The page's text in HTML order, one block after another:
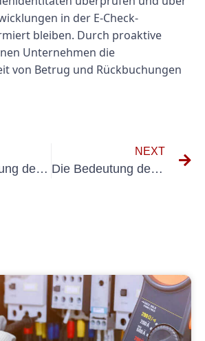
in der E-Check-
bleiben. Durch proaktive
Unternehmen die
von Betrug und Rückbuchungen
Die Bedeutung der UVV-Prüfung für Risikokapitalunternehmen: Ein umfassender Leitfaden
NEXT
Die Bedeutung der DGUV V3-Prüfung für Leasingunternehmen verstehen